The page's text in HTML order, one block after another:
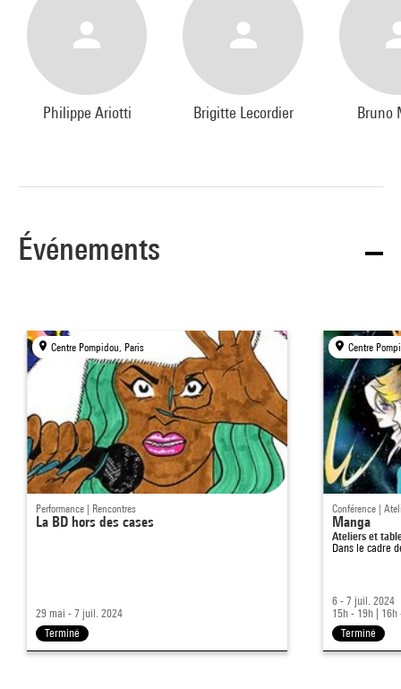
Philippe Ariotti Brigitte Lecordier Bruno
Événements
Centre Pompidou, Paris
Performance | Rencontres
La BD hors des cases
29 mai - 7 juil. 2024
Terminé
Centre
Conférence |
Manga
Ateliers et
Dans le cadre
6 - 7 juil. 2024
15h - 19h
16h
Terminé